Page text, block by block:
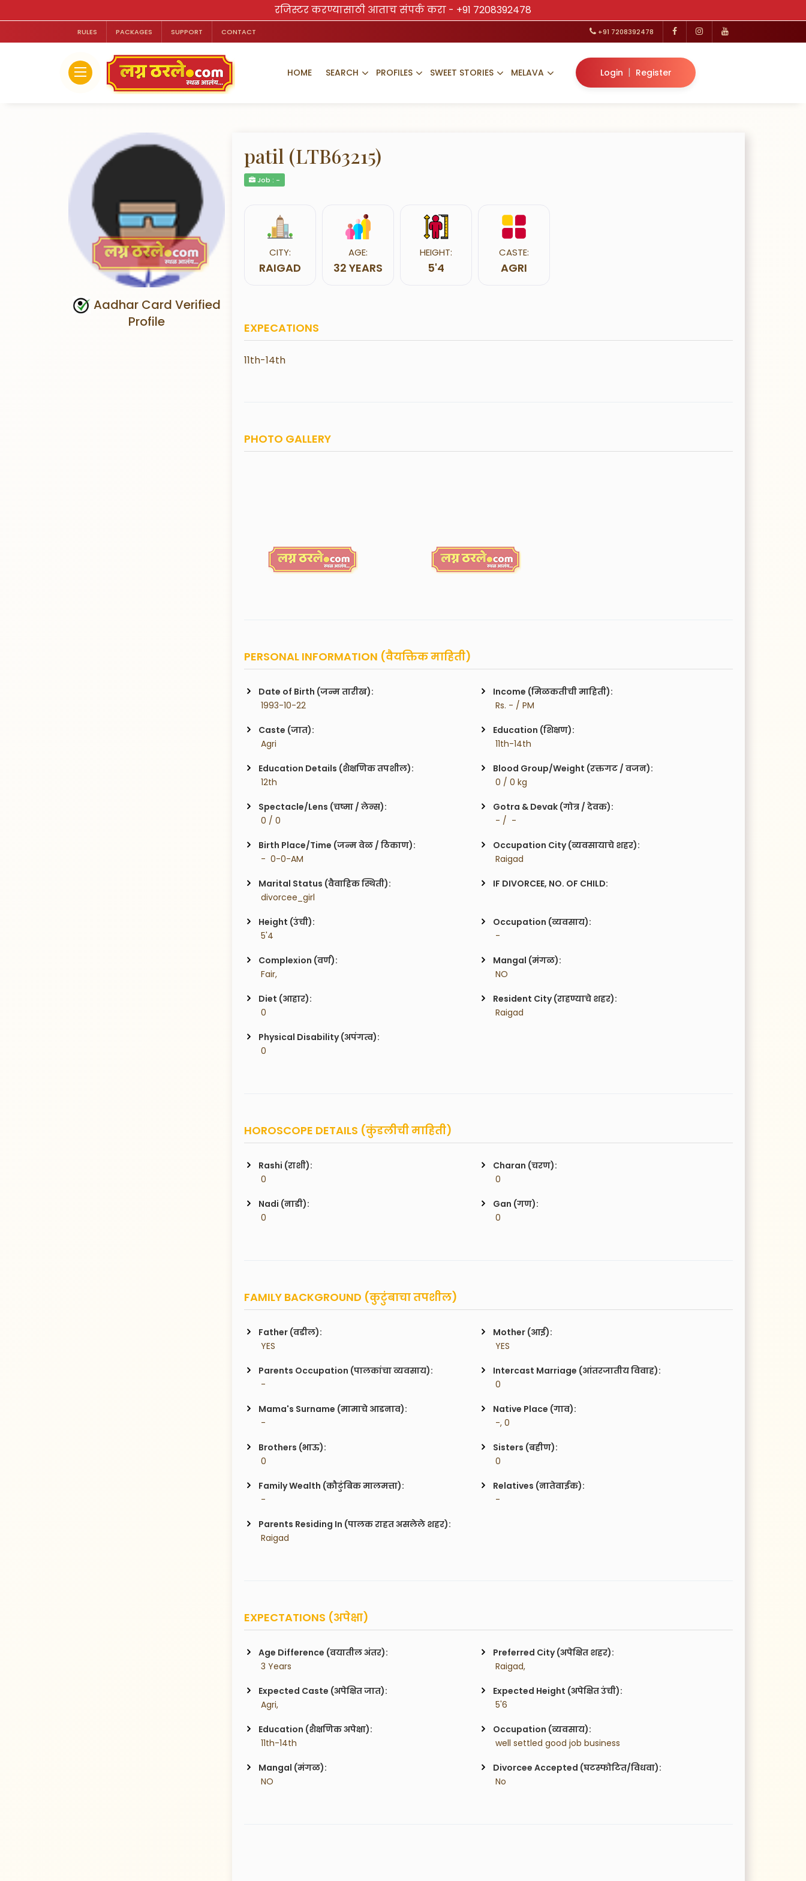
रजिस्टर करण्यासाठी आताच संपर्क करा - +91 7208392478
RULES PACKAGES SUPPORT CONTACT +91 7208392478
HOME SEARCH PROFILES SWEET STORIES MELAVA Login | Register
Aadhar Card Verified
Profile
patil (LTB63215)
Job : -
CITY:
RAIGAD
AGE:
32 YEARS
HEIGHT:
5'4
CASTE:
AGRI
EXPECATIONS
11th-14th
PHOTO GALLERY
PERSONAL INFORMATION (वैयक्तिक माहिती)
Date of Birth (जन्म तारीख):
1993-10-22
Income (मिळकतीची माहिती):
Rs. - / PM
Caste (जात):
Agri
Education (शिक्षण):
11th-14th
Education Details (शैक्षणिक तपशील):
12th
Blood Group/Weight (रक्तगट / वजन):
0 / 0 kg
Spectacle/Lens (चष्मा / लेन्स):
0 / 0
Gotra & Devak (गोत्र / देवक):
- /  -
Birth Place/Time (जन्म वेळ / ठिकाण):
-  0-0-AM
Occupation City (व्यवसायाचे शहर):
Raigad
Marital Status (वैवाहिक स्थिती):
divorcee_girl
IF DIVORCEE, NO. OF CHILD:
Height (उंची):
5'4
Occupation (व्यवसाय):
-
Complexion (वर्ण):
Fair,
Mangal (मंगळ):
NO
Diet (आहार):
0
Resident City (राहण्याचे शहर):
Raigad
Physical Disability (अपंगत्व):
0
HOROSCOPE DETAILS (कुंडलीची माहिती)
Rashi (राशी):
0
Charan (चरण):
0
Nadi (नाडी):
0
Gan (गण):
0
FAMILY BACKGROUND (कुटुंबाचा तपशील)
Father (वडील):
YES
Mother (आई):
YES
Parents Occupation (पालकांचा व्यवसाय):
-
Intercast Marriage (आंतरजातीय विवाह):
0
Mama's Surname (मामाचे आडनाव):
-
Native Place (गाव):
-, 0
Brothers (भाऊ):
0
Sisters (बहीण):
0
Family Wealth (कौटुंबिक मालमत्ता):
-
Relatives (नातेवाईक):
-
Parents Residing In (पालक राहत असलेले शहर):
Raigad
EXPECTATIONS (अपेक्षा)
Age Difference (वयातील अंतर):
3 Years
Preferred City (अपेक्षित शहर):
Raigad,
Expected Caste (अपेक्षित जात):
Agri,
Expected Height (अपेक्षित उंची):
5'6
Education (शैक्षणिक अपेक्षा):
11th-14th
Occupation (व्यवसाय):
well settled good job business
Mangal (मंगळ):
NO
Divorcee Accepted (घटस्फोटित/विधवा):
No